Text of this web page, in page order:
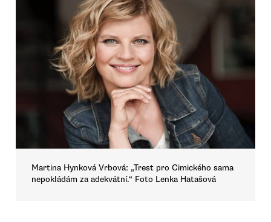
Martina Hynková Vrbová: „Trest pro Cimického sama
nepokládám za adekvátní.“ Foto Lenka Hatašová